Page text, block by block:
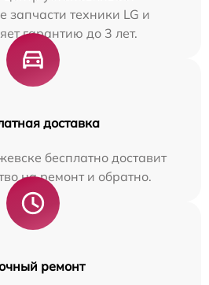
запчасти техники LG и
гарантию до 3 лет.
доставка
бесплатно доставит
на ремонт и обратно.
ремонт